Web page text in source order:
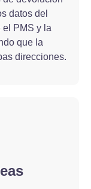
datos del
el PMS y la
que la
direcciones.